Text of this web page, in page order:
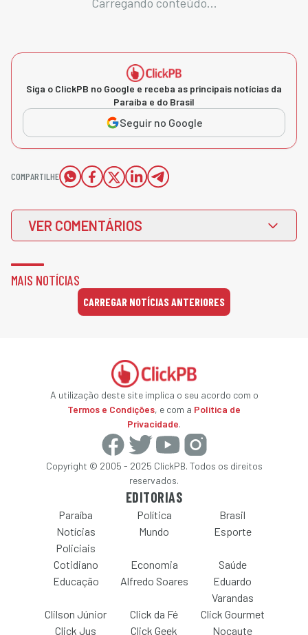
Siga o ClickPB no Google e receba as principais notícias da
Paraíba e do Brasil
Seguir no Google
COMPARTILHE
VER COMENTÁRIOS
MAIS NOTÍCIAS
CARREGAR NOTÍCIAS ANTERIORES
A utilização deste site implica o seu acordo com o
Termos e Condições, e com a Política de
Privacidade.
Copyright © 2005 - 2025 ClickPB. Todos os direitos
reservados.
EDITORIAS
Paraíba Política
Brasil
Notícias
Policiais
Mundo Esporte
Cotidiano Economia
Saúde
Educação
Alfredo Soares
Eduardo
Varandas
Clilson Júnior
Click da Fé
Click Gourmet
Click Jus
Click Geek Nocaute